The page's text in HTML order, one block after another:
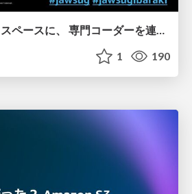
あなたの AI ワークスペースに、 専門コーダーを連れてくる - Amazon Quick Desktop 最新情報
1 190